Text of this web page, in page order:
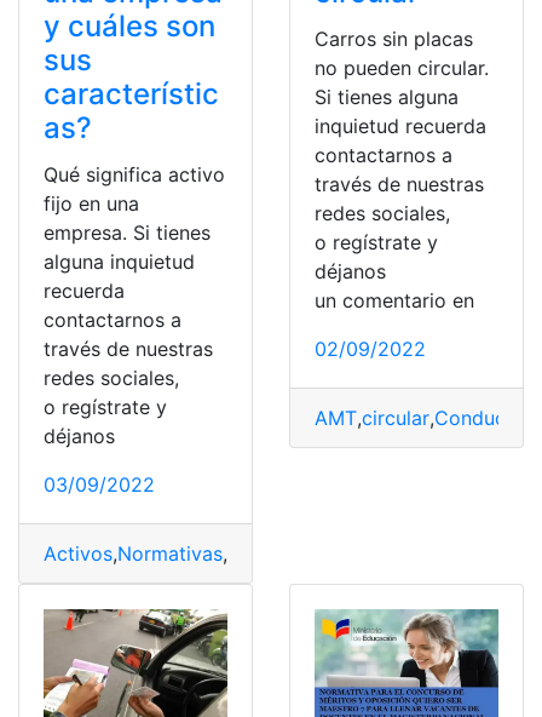
y cuáles son
sus
característic
as?
Qué significa activo
fijo en una
empresa. Si tienes
alguna inquietud
recuerda
contactarnos a
través de nuestras
redes sociales,
o regístrate y
déjanos
03/09/2022
Activos,Normativas,
Carros sin placas
no pueden circular.
Si tienes alguna
inquietud recuerda
contactarnos a
través de nuestras
redes sociales,
o regístrate y
déjanos
un comentario en
02/09/2022
AMT,circular,Conductor